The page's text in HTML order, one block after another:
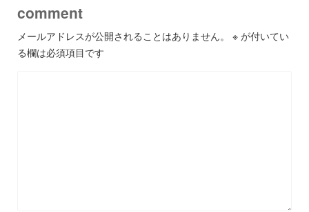
comment
メールアドレスが公開されることはありません。 ※ が付いてい
る欄は必須項目です